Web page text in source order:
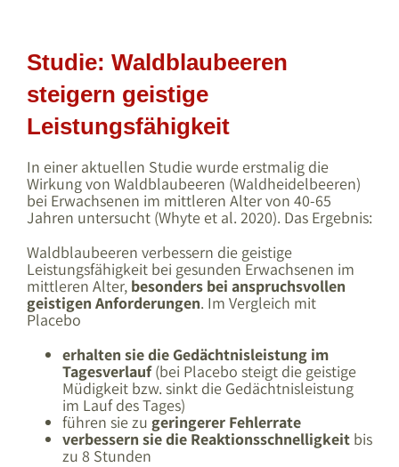
Studie: Waldblaubeeren
steigern geistige
Leistungsfähigkeit
In einer aktuellen Studie wurde erstmalig die
Wirkung von Waldblaubeeren (Waldheidelbeeren)
bei Erwachsenen im mittleren Alter von 40-65
Jahren untersucht (Whyte et al. 2020). Das Ergebnis:
Waldblaubeeren verbessern die geistige
Leistungsfähigkeit bei gesunden Erwachsenen im
mittleren Alter, besonders bei anspruchsvollen
geistigen Anforderungen. Im Vergleich mit
Placebo
erhalten sie die Gedächtnisleistung im
Tagesverlauf(bei Placebo steigt die geistige
Müdigkeit bzw. sinkt die Gedächtnisleistung
im Lauf des Tages)
führen sie zu geringerer Fehlerrate
verbessern sie die Reaktionsschnelligkeitbis
zu 8 Stunden